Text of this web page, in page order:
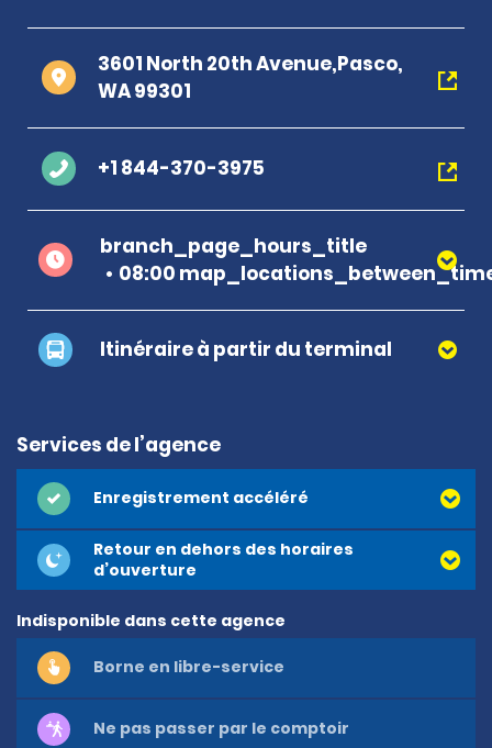
3601 North 20th Avenue,Pasco,
WA 99301
+1 844-370-3975
branch_page_hours_title
08:00
Itinéraire à partir du terminal
Services de l’agence
Enregistrement accéléré
Retour en dehors des horaires
d’ouverture
Indisponible dans cette agence
Borne en libre-service
Ne pas passer par le comptoir